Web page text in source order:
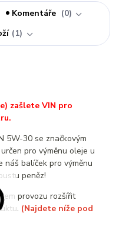
Komentáře
0
1
zašlete VIN pro
5W-30 se značkovým
pro výměnu oleje u
náš balíček pro výměnu
peněz!
provozu rozšířit
(Najdete níže pod